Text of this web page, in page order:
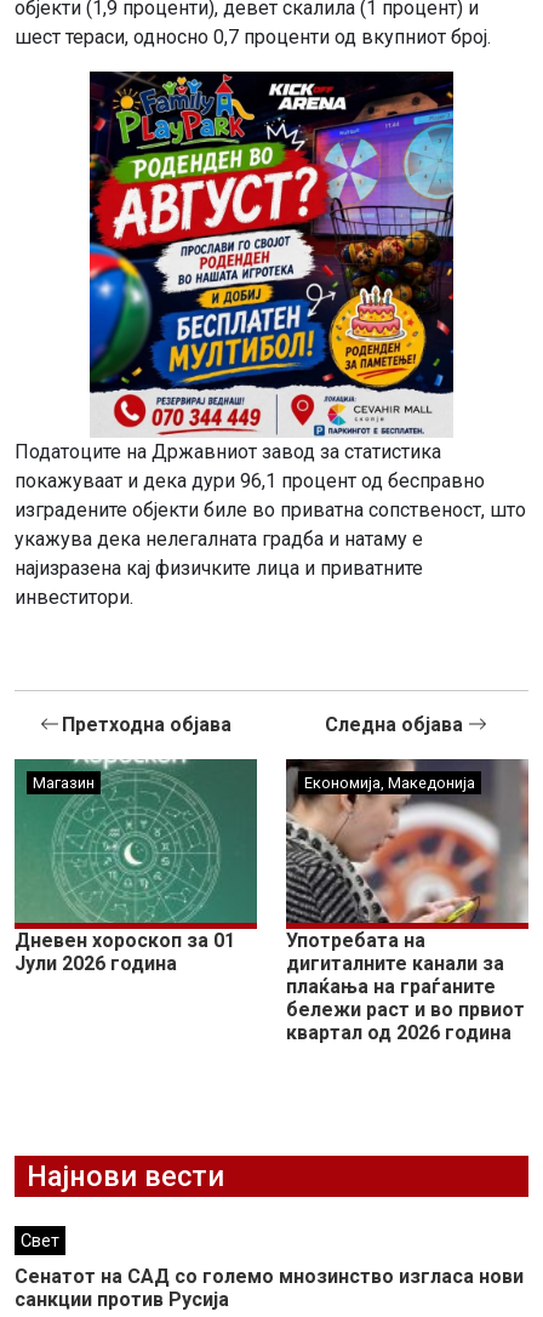
објекти (1,9 проценти), девет скалила (1 процент) и
шест тераси, односно 0,7 проценти од вкупниот број.
Податоците на Државниот завод за статистика
покажуваат и дека дури 96,1 процент од бесправно
изградените објекти биле во приватна сопственост, што
укажува дека нелегалната градба и натаму е
најизразена кај физичките лица и приватните
инвеститори.
Претходна објава
Магазин
Дневен хороскоп за 01
Јули 2026 година
Следна објава
Економија Македонија
Употребата на
дигиталните канали за
плаќања на граѓаните
бележи раст и во првиот
квартал од 2026 година
Најнови вести
Свет
Сенатот на САД со големо мнозинство изгласа нови
санкции против Русија